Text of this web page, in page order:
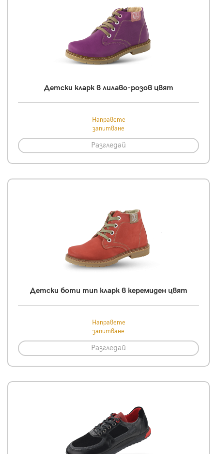
Детски кларк в лилаво-розов цвят
Направете
запитване
Разгледай
Детски боти тип кларк в керемиден цвят
Направете
запитване
Разгледай